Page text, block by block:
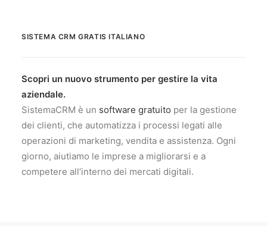
SISTEMA CRM GRATIS ITALIANO
Scopri un nuovo strumento per gestire la vita
aziendale.
SistemaCRM è un software gratuito per la gestione
dei clienti, che automatizza i processi legati alle
operazioni di marketing, vendita e assistenza. Ogni
giorno, aiutiamo le imprese a migliorarsi e a
competere all’interno dei mercati digitali.